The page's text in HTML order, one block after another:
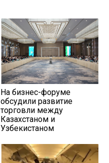
На бизнес-форуме
обсудили развитие
торговли между
Казахстаном и
Узбекистаном